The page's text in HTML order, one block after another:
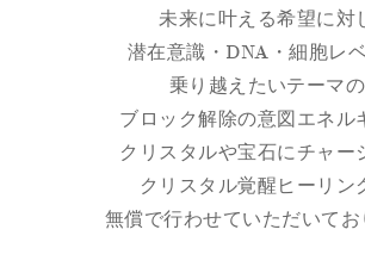
未来に叶える希望に対
潜在意識・DNA・細胞レ
乗り越えたいテーマの
ブロック解除の意図エネル
クリスタルや宝石にチャー
クリスタル覚醒ヒーリン
無償で行わせていただいてお